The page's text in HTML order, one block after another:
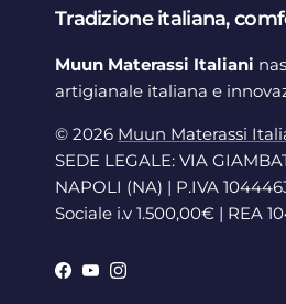
Tradizione italiana,
Muun Materassi Italiani
artigianale italiana e
© 2026 Muun Materassi
SEDE LEGALE: VIA
NAPOLI (NA) | P.IVA
Sociale i.v 1.500,00€ | REA
Facebook
YouTube
Instagram